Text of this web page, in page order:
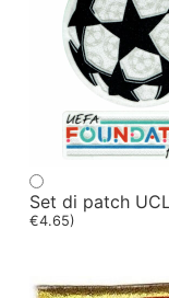
Set di patch
€4.65)